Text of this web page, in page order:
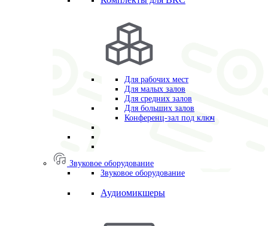
Для рабочих мест
Для малых залов
Для средних залов
Для больших залов
Конференц-зал под ключ
Звуковое оборудование
Звуковое оборудование
Аудиомикшеры